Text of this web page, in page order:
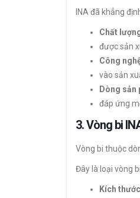
INA đã khẳng
Chất
được sản
Công
vào sản
Dòng sản
đáp ứng
3. Vòng bi
Vòng bi thuộc
Đây là loại vòng
Kích